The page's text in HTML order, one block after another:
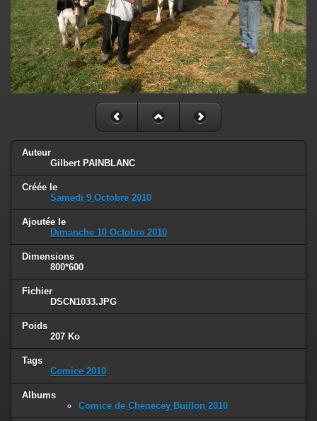
Auteur
Gilbert PAINBLANC
Créée le
Samedi 9 Octobre 2010
Ajoutée le
Dimanche 10 Octobre 2010
Dimensions
800*600
Fichier
DSCN1033.JPG
Poids
207 Ko
Tags
Comice 2010
Albums
Comice de Chenecey Buillon 2010